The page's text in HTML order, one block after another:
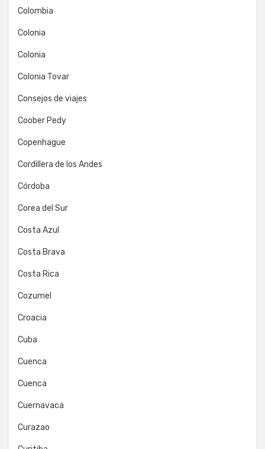
Colombia
Colonia
Colonia
Colonia Tovar
Consejos de viajes
Coober Pedy
Copenhague
Cordillera de los Andes
Córdoba
Corea del Sur
Costa Azul
Costa Brava
Costa Rica
Cozumel
Croacia
Cuba
Cuenca
Cuenca
Cuernavaca
Curazao